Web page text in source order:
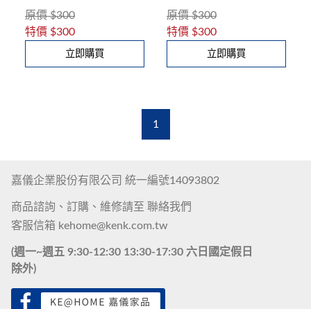
入)
原價 $300
特價 $300
立即購買
入)
原價 $300
特價 $300
立即購買
1
嘉儀企業股份有限公司 統一編號14093802
商品諮詢、訂購、維修請至 聯絡我們
客服信箱 kehome@kenk.com.tw
(週一~週五 9:30-12:30 13:30-17:30 六日國定假日
除外)